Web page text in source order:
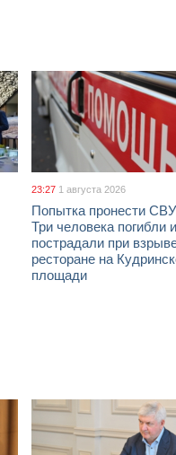
23:27 1 августа 2026
Попытка пронести
Три человека погибли
пострадали при
ресторане на
площади